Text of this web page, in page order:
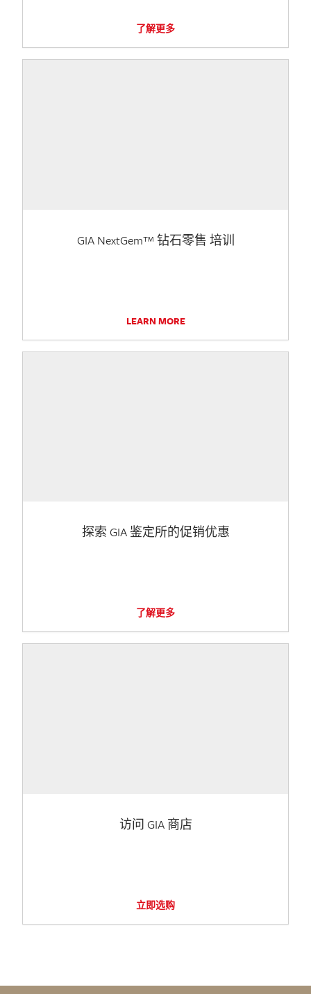
了解更多
GIA NextGem™ 钻石零售 培训
LEARN MORE
探索 GIA 鉴定所的促销优惠
了解更多
访问 GIA 商店
立即选购